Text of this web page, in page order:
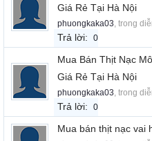
Giá Rẻ Tại Hà Nội
phuongkaka03, trong
Trả lời: 0
Mua Bán Thịt Nạc
Giá Rẻ Tại Hà Nội
phuongkaka03, trong
Trả lời: 0
Mua bán thịt nạc vai